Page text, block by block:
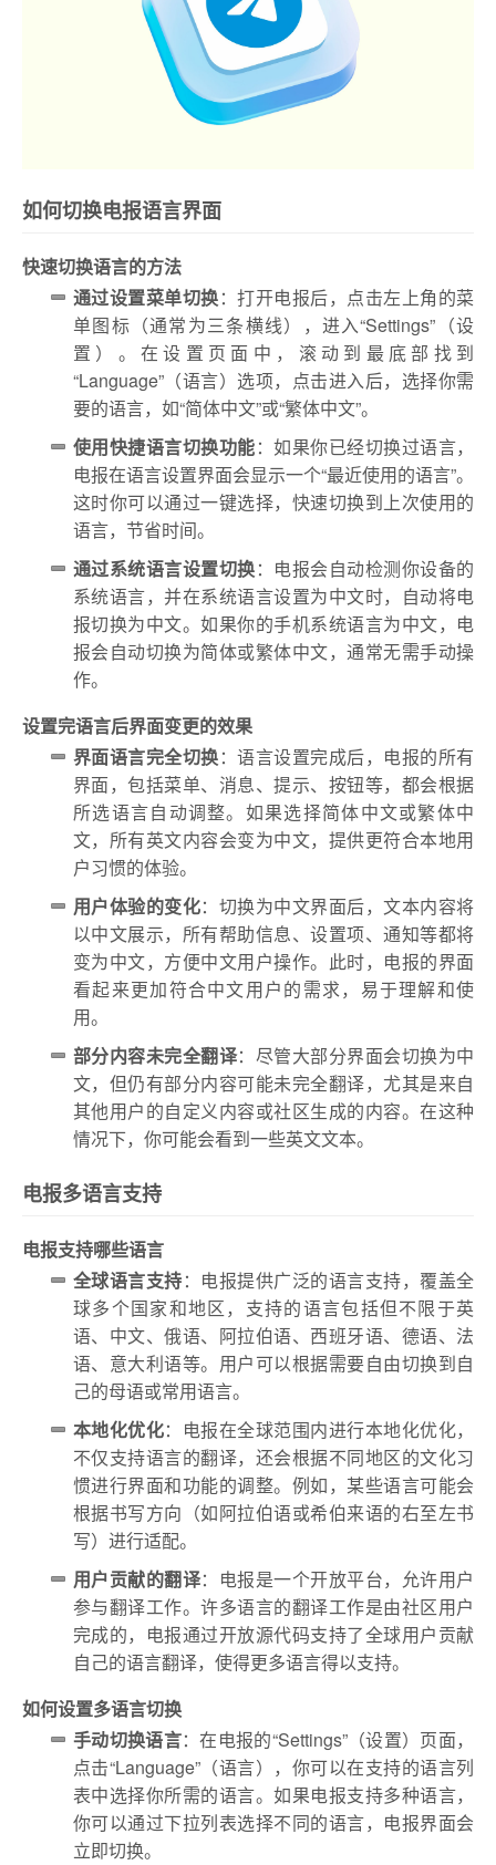
如何切换电报语言界面
快速切换语言的方法
通过设置菜单切换：打开电报后，点击左上角的菜
单图标（通常为三条横线），进入“Settings”（设
置）。在设置页面中，滚动到最底部找到
“Language”（语言）选项，点击进入后，选择你需
要的语言，如“简体中文”或“繁体中文”。
使用快捷语言切换功能：如果你已经切换过语言，
电报在语言设置界面会显示一个“最近使用的语言”。
这时你可以通过一键选择，快速切换到上次使用的
语言，节省时间。
通过系统语言设置切换：电报会自动检测你设备的
系统语言，并在系统语言设置为中文时，自动将电
报切换为中文。如果你的手机系统语言为中文，电
报会自动切换为简体或繁体中文，通常无需手动操
作。
设置完语言后界面变更的效果
界面语言完全切换：语言设置完成后，电报的所有
界面，包括菜单、消息、提示、按钮等，都会根据
所选语言自动调整。如果选择简体中文或繁体中
文，所有英文内容会变为中文，提供更符合本地用
户习惯的体验。
用户体验的变化：切换为中文界面后，文本内容将
以中文展示，所有帮助信息、设置项、通知等都将
变为中文，方便中文用户操作。此时，电报的界面
看起来更加符合中文用户的需求，易于理解和使
用。
部分内容未完全翻译：尽管大部分界面会切换为中
文，但仍有部分内容可能未完全翻译，尤其是来自
其他用户的自定义内容或社区生成的内容。在这种
情况下，你可能会看到一些英文文本。
电报多语言支持
电报支持哪些语言
全球语言支持：电报提供广泛的语言支持，覆盖全
球多个国家和地区，支持的语言包括但不限于英
语、中文、俄语、阿拉伯语、西班牙语、德语、法
语、意大利语等。用户可以根据需要自由切换到自
己的母语或常用语言。
本地化优化：电报在全球范围内进行本地化优化，
不仅支持语言的翻译，还会根据不同地区的文化习
惯进行界面和功能的调整。例如，某些语言可能会
根据书写方向（如阿拉伯语或希伯来语的右至左书
写）进行适配。
用户贡献的翻译：电报是一个开放平台，允许用户
参与翻译工作。许多语言的翻译工作是由社区用户
完成的，电报通过开放源代码支持了全球用户贡献
自己的语言翻译，使得更多语言得以支持。
如何设置多语言切换
手动切换语言：在电报的“Settings”（设置）页面，
点击“Language”（语言），你可以在支持的语言列
表中选择你所需的语言。如果电报支持多种语言，
你可以通过下拉列表选择不同的语言，电报界面会
立即切换。